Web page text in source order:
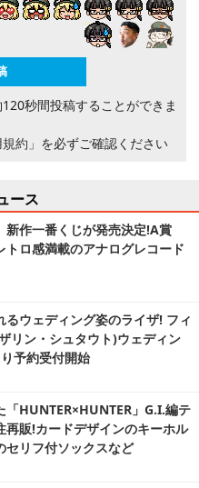
秒間投稿することができま
約」 を必ずご確認ください
ース
新作一番くじが発売決定!A賞
トロ感満載のアナログレコード
ウェディング姿のライザ! フィ
リン・シュタウト)ウェディン
予約受付開始
「HUNTER×HUNTER」G.I.編テ
再販!カードデザインのキーホル
セリフ付ソックスなど